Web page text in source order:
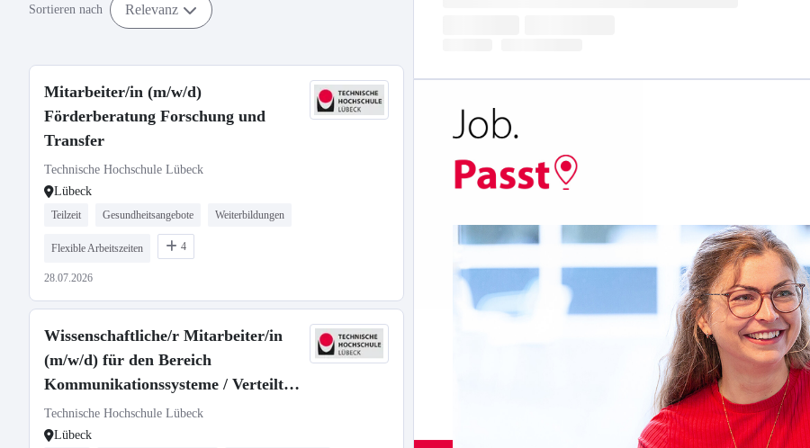
Sortieren nach Relevanz
Mitarbeiter/in (m/w/d)
Förderberatung Forschung und
Transfer
Technische Hochschule Lübeck
Lübeck
Teilzeit Gesundheitsangebote Weiterbildungen
Flexible Arbeitszeiten 4
28.07.2026
Wissenschaftliche/r Mitarbeiter/in
(m/w/d) für den Bereich
Kommunikationssysteme / Verteilte
Systeme
Technische Hochschule Lübeck
Lübeck